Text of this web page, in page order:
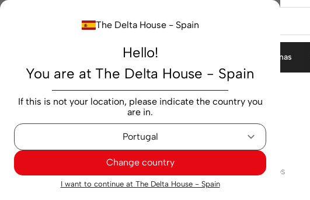
The Delta House - Spain
Hello!
You are at The Delta House - Spain
If this is not your location, please indicate the country you
are in.
Change country
I want to continue at The Delta House - Spain
Marcas Máquinas
Máquinas Cápsulas Aumento
Aumento
Filtros Resultados encontrados